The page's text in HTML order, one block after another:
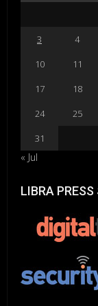
3
4
10
11
17
18
24
25
31
« Jul
LIBRA PRESS